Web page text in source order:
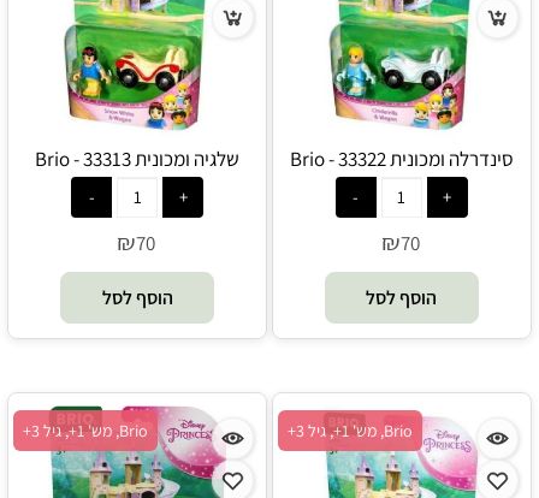
סינדרלה ומכונית 33322 - Brio
₪70
הוסף לסל
שלגיה ומכונית 33313 - Brio
₪70
הוסף לסל
Brio, מש' 1+, גיל 3+ Brio, מש' 1+, גיל 3+